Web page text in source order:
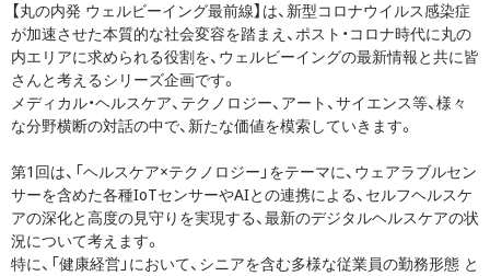
【丸の内発 ウェルビーイング最前線】は、新型コロナウイルス感染症
が加速させた本質的な社会変容を踏まえ、ポスト・コロナ時代に丸の
内エリアに求められる役割を、ウェルビーイングの最新情報と共に皆
さんと考えるシリーズ企画です。
メディカル・ヘルスケア、テクノロジー、アート、サイエンス等、様々
な分野横断の対話の中で、新たな価値を模索していきます。
第1回は、「ヘルスケア×テクノロジー」をテーマに、ウェアラブルセン
サーを含めた各種IoTセンサーやAIとの連携による、セルフヘルスケ
アの深化と高度の見守りを実現する、最新のデジタルヘルスケアの状
況について考えます。
特に、「健康経営」において、シニアを含む多様な従業員の勤務形態 と